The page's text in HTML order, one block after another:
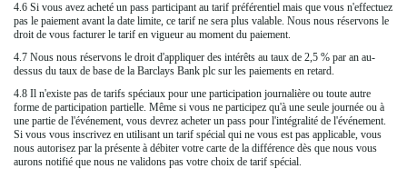
4.6 Si vous avez acheté un pass participant au tarif préférentiel mais que vous n'effectuez
pas le paiement avant la date limite, ce tarif ne sera plus valable. Nous nous réservons le
droit de vous facturer le tarif en vigueur au moment du paiement.
4.7 Nous nous réservons le droit d'appliquer des intérêts au taux de 2,5 % par an au-
dessus du taux de base de la Barclays Bank plc sur les paiements en retard.
4.8 Il n'existe pas de tarifs spéciaux pour une participation journalière ou toute autre
forme de participation partielle. Même si vous ne participez qu'à une seule journée ou à
une partie de l'événement, vous devrez acheter un pass pour l'intégralité de l'événement.
Si vous vous inscrivez en utilisant un tarif spécial qui ne vous est pas applicable, vous
nous autorisez par la présente à débiter votre carte de la différence dès que nous vous
aurons notifié que nous ne validons pas votre choix de tarif spécial.